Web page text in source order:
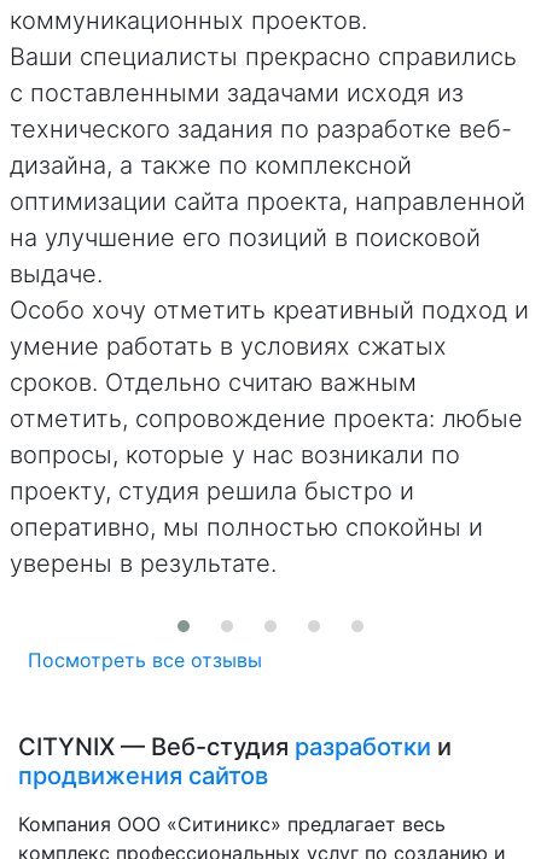
коммуникационных проектов.
Ваши специалисты прекрасно справились
с поставленными задачами исходя из
технического задания по разработке веб-
дизайна, а также по комплексной
оптимизации сайта проекта, направленной
на улучшение его позиций в поисковой
выдаче.
Особо хочу отметить креативный подход и
умение работать в условиях сжатых
сроков. Отдельно считаю важным
отметить, сопровождение проекта: любые
вопросы, которые у нас возникали по
проекту, студия решила быстро и
оперативно, мы полностью спокойны и
уверены в результате.
Посмотреть все отзывы
CITYNIX — Веб-студия разработки и
продвижения сайтов
Компания ООО «Ситиникс» предлагает весь
комплекс профессиональных услуг по созданию и